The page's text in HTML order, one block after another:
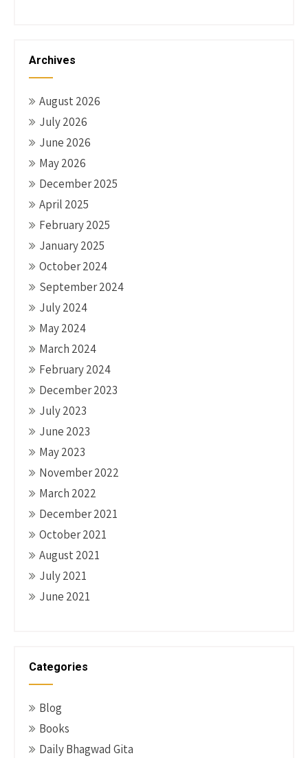
Archives
August 2026
July 2026
June 2026
May 2026
December 2025
April 2025
February 2025
January 2025
October 2024
September 2024
July 2024
May 2024
March 2024
February 2024
December 2023
July 2023
June 2023
May 2023
November 2022
March 2022
December 2021
October 2021
August 2021
July 2021
June 2021
Categories
Blog
Books
Daily Bhagwad Gita